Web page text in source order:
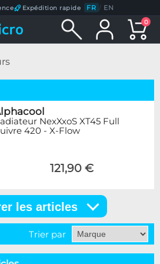
Expédition rapide FR / EN
0
NexXxoS XT45 Full
420 - X-Flow
121,90 €
les articles
Trier par